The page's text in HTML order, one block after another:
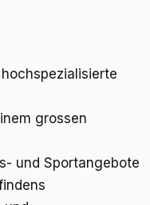
grossen
und Sportangebote